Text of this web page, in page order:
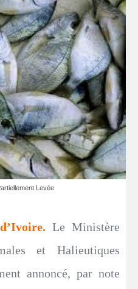
Levée
Le Ministère
et Halieutiques
annoncé, par note